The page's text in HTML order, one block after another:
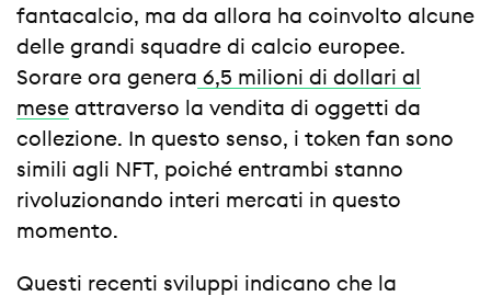
fantacalcio, ma da allora ha coinvolto alcune
delle grandi squadre di calcio europee.
Sorare ora genera 6,5 milioni di dollari al
mese attraverso la vendita di oggetti da
collezione. In questo senso, i token fan sono
simili agli NFT, poiché entrambi stanno
rivoluzionando interi mercati in questo
momento.
Questi recenti sviluppi indicano che la